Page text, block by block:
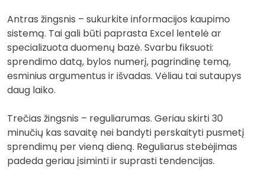
Antras žingsnis – sukurkite informacijos kaupimo
sistemą. Tai gali būti paprasta Excel lentelė ar
specializuota duomenų bazė. Svarbu fiksuoti:
sprendimo datą, bylos numerį, pagrindinę temą,
esminius argumentus ir išvadas. Vėliau tai sutaupys
daug laiko.
Trečias žingsnis – reguliarumas. Geriau skirti 30
minučių kas savaitę nei bandyti perskaityti pusmetį
sprendimų per vieną dieną. Reguliarus stebėjimas
padeda geriau įsiminti ir suprasti tendencijas.